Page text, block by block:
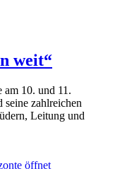
weit“
am 10. und 11.
seine zahlreichen
Leitung und